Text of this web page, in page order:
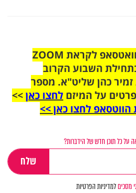
הצטרפו לקבוצת הוואטסאפ לקראת ZOOM
השבוע הקרוב
כהן שליט"א. מספר
על המיזם לחצו כאן>>
לחצו כאן >>
על כל תוכן חדש של הידברות?
מסכיםלמדיניות הפרטיות